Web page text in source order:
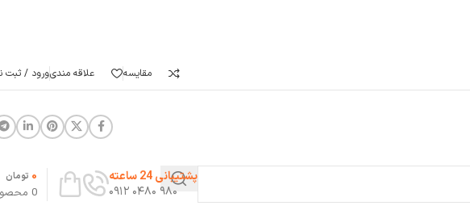
مقایسه علاقه مندیورود / ثبت
پشتیبانی 24 ساعته
۹۸۰ ۰۴۸۰ ۰۹۱۲
0
0 تومان